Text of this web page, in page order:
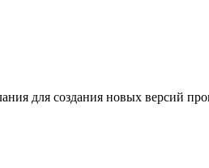
для создания новых версий